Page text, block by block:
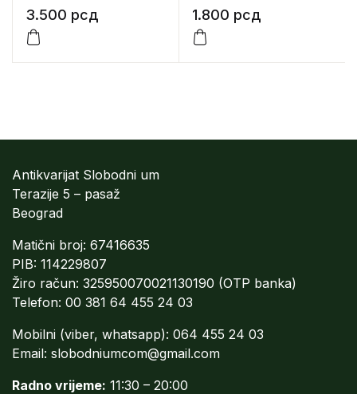
3.500 рсд
razvoj)
1.800 рсд
Antikvarijat Slobodni um
Terazije 5 – pasaž
Beograd
Matični broj: 67416635
PIB: 114229807
Žiro račun: 325950070021130190 (OTP banka)
Telefon: 00 381 64 455 24 03
Mobilni (viber, whatsapp): 064 455 24 03
Email: slobodniumcom@gmail.com
Radno vrijeme: 11:30 – 20:00